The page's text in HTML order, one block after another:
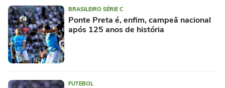
BRASILEIRO SÉRIE C
Ponte Preta é, enfim, campeã nacional
após 125 anos de história
FUTEBOL